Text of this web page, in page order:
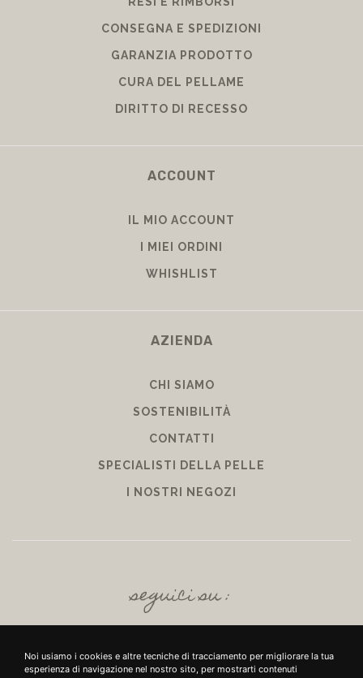
Noi usiamo i cookies e altre tecniche di tracciamento per migliorare la tua
esperienza di navigazione nel nostro sito, per mostrarti contenuti
CONSEGNA E SPEDIZIONI
GARANZIA PRODOTTO
CURA DEL PELLAME
DIRITTO DI RECESSO
ACCOUNT
IL MIO ACCOUNT
I MIEI ORDINI
WHISHLIST
AZIENDA
CHI SIAMO
SOSTENIBILITÀ
CONTATTI
SPECIALISTI DELLA PELLE
I NOSTRI NEGOZI
seguici su :